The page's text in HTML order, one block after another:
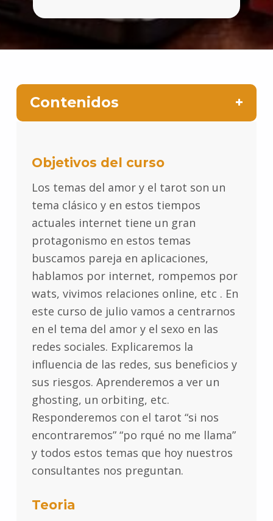
Contenidos
Objetivos del curso
Los temas del amor y el tarot son un
tema clásico y en estos tiempos
actuales internet tiene un gran
protagonismo en estos temas
buscamos pareja en aplicaciones,
hablamos por internet, rompemos por
wats, vivimos relaciones online, etc . En
este curso de julio vamos a centrarnos
en el tema del amor y el sexo en las
redes sociales. Explicaremos la
influencia de las redes, sus beneficios y
sus riesgos. Aprenderemos a ver un
ghosting, un orbiting, etc.
Responderemos con el tarot “si nos
encontraremos” “po rqué no me llama”
y todos estos temas que hoy nuestros
consultantes nos preguntan.
Teoria